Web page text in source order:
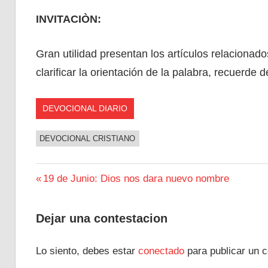
INVITACIÒN:
Gran utilidad presentan los artículos
clarificar la orientación de la palabra, recuerde
DEVOCIONAL DIARIO
DEVOCIONAL CRISTIANO
Navegación
entradas
Entrada
19 de Junio: Dios nos dara nuevo nombre
Dejar una contestacion
Lo siento, debes estar conectadopara publicar un